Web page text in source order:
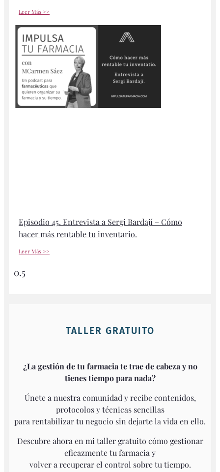
Leer Más >>
Episodio 45. Entrevista a Sergi Bardají – Cómo
hacer más rentable tu inventario.
Leer Más >>
TALLER GRATUITO
¿La gestión de tu farmacia te trae de cabeza y no
tienes tiempo para nada?
Únete a nuestra comunidad y recibe contenidos,
protocolos y técnicas sencillas
para rentabilizar tu negocio sin dejarte la vida en ello.
Descubre ahora en mi taller gratuito cómo gestionar
eficazmente tu farmacia y
volver a recuperar el control sobre tu tiempo.